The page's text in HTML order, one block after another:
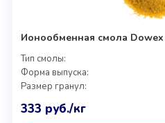
Ионообменная смола Dowex
Тип смолы:
Форма выпуска:
Размер гранул:
333 руб./кг